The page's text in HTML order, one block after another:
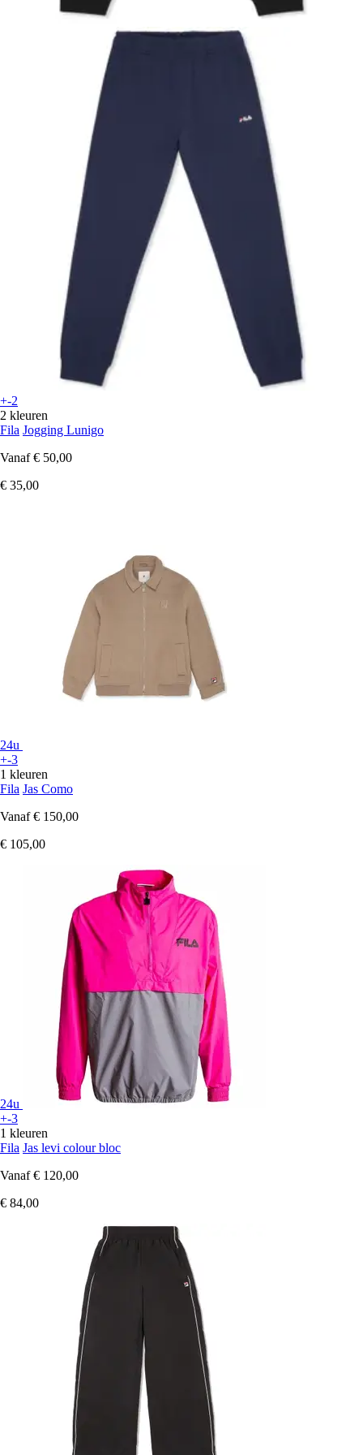
+-2
2 kleuren
Fila Jogging Lunigo
Vanaf € 50,00
€ 35,00
24u
+-3
1 kleuren
Fila Jas Como
Vanaf € 150,00
€ 105,00
24u
+-3
1 kleuren
Fila Jas levi colour bloc
Vanaf € 120,00
€ 84,00